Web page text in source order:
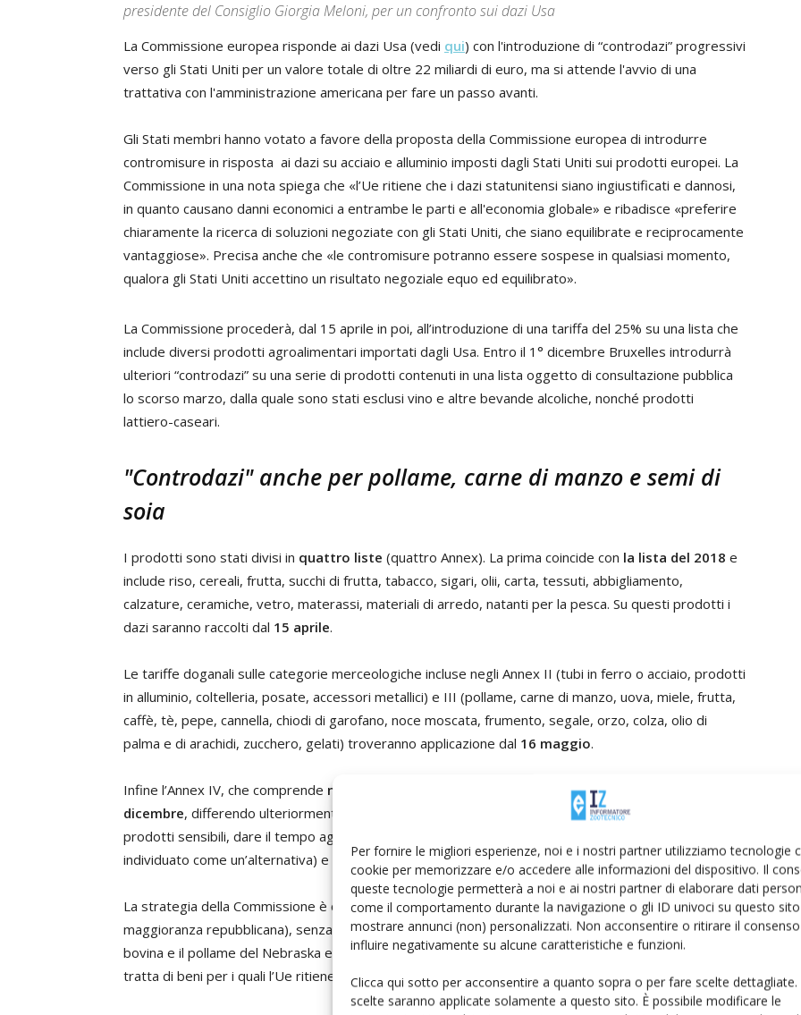
Per fornire le migliori esperienze, noi e i nostri partner utilizziamo tecnologie
cookie per memorizzare e/o accedere alle informazioni del dispositivo. Il
queste tecnologie permetterà a noi e ai nostri partner di elaborare dati
come il comportamento durante la navigazione o gli ID univoci su questo
mostrare annunci (non) personalizzati. Non acconsentire o ritirare il
influire negativamente su alcune caratteristiche e funzioni.
Clicca qui sotto per acconsentire a quanto sopra o per fare scelte dettagliate.
scelte saranno applicate solamente a questo sito. È possibile modificare le
presidente del Consiglio Giorgia Meloni, per un confronto sui dazi Usa
La Commissione europea risponde ai dazi Usa (vedi qui) con l'introduzione di “controdazi” progressivi
verso gli Stati Uniti per un valore totale di oltre 22 miliardi di euro, ma si attende l'avvio di una
trattativa con l'amministrazione americana per fare un passo avanti.
Gli Stati membri hanno votato a favore della proposta della Commissione europea di introdurre
contromisure in risposta ai dazi su acciaio e alluminio imposti dagli Stati Uniti sui prodotti europei. La
Commissione in una nota spiega che «l’Ue ritiene che i dazi statunitensi siano ingiustificati e dannosi,
in quanto causano danni economici a entrambe le parti e all'economia globale» e ribadisce «preferire
chiaramente la ricerca di soluzioni negoziate con gli Stati Uniti, che siano equilibrate e reciprocamente
vantaggiose». Precisa anche che «le contromisure potranno essere sospese in qualsiasi momento,
qualora gli Stati Uniti accettino un risultato negoziale equo ed equilibrato».
La Commissione procederà, dal 15 aprile in poi, all’introduzione di una tariffa del 25% su una lista che
include diversi prodotti agroalimentari importati dagli Usa. Entro il 1° dicembre Bruxelles introdurrà
ulteriori “controdazi” su una serie di prodotti contenuti in una lista oggetto di consultazione pubblica
lo scorso marzo, dalla quale sono stati esclusi vino e altre bevande alcoliche, nonché prodotti
lattiero-caseari.
"Controdazi" anche per pollame, carne di manzo e semi di
soia
I prodotti sono stati divisi in quattro liste (quattro Annex). La prima coincide con la lista del 2018 e
include riso, cereali, frutta, succhi di frutta, tabacco, sigari, olii, carta, tessuti, abbigliamento,
calzature, ceramiche, vetro, materassi, materiali di arredo, natanti per la pesca. Su questi prodotti i
dazi saranno raccolti dal 15 aprile.
Le tariffe doganali sulle categorie merceologiche incluse negli Annex II (tubi in ferro o acciaio, prodotti
in alluminio, coltelleria, posate, accessori metallici) e III (pollame, carne di manzo, uova, miele, frutta,
caffè, tè, pepe, cannella, chiodi di garofano, noce moscata, frumento, segale, orzo, colza, olio di
palma e di arachidi, zucchero, gelati) troveranno applicazione dal 16 maggio.
Infine l’Annex IV, che comprende noci, , sarà applicabile dal
dicembre, differendo ulteriormente l’entrata in vigore per non compromettere il raccolto di questi
prodotti sensibili, dare il tempo agli agricoltori europei di individuare nuovi fornitori (il Brasile è stato
individuato come un’alternativa) e dare un altro segnale di apertura al negoziato con Washington.
La strategia della Commissione è colpire i prodotti situati in Stati politicamente sensibili (a
maggioranza repubblicana), senza danneggiare l’interesse europeo: la soia della Louisiana, la carne
bovina e il pollame del Nebraska e del Kansas, i prodotti in legno della Georgia, Virginia e Alabama. Si
tratta di beni per i quali l’Ue ritiene di avere alternative.